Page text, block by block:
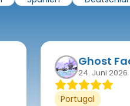
Ghost
24. Juni 2026
Portugal